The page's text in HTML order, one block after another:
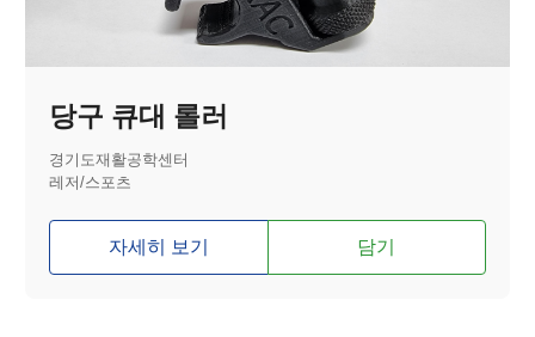
당구 큐대 롤러
경기도재활공학센터
레저/스포츠
자세히 보기 담기